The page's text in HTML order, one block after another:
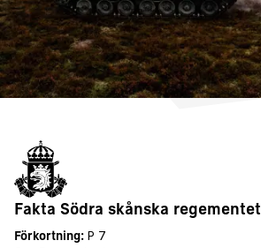
Fakta Södra skånska regementet
Förkortning: P 7